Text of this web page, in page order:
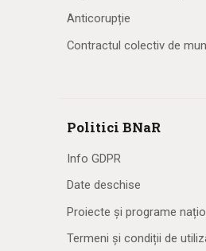
Anticorupție
Contractul colectiv de
Politici BNaR
Info GDPR
Date deschise
Proiecte și programe
Termeni și condiții de